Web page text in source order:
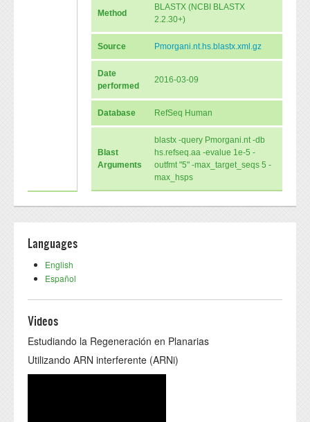
Method
BLASTX (NCBI BLASTX
2.2.30+)
Source Pmorgani.nt.hs.blastx.xml.gz
Date
performed
2016-03-09
Database RefSeq Human
Blast
Arguments
blastx -query Pmorgani.nt -db
hs.refseq.aa -evalue 1e-5 -
outfmt "5" -max_target_seqs 5 -
max_hsps
Languages
English
Español
Videos
Estudiando la Regeneración en Planarias
Utilizando ARN interferente (ARNi)